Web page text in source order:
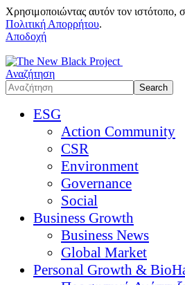
Χρησιμοποιώντας αυτόν τον ιστότοπο,
Πολιτική Απορρήτου.
Αποδοχή
Αναζήτηση
ESG
Action Community
CSR
Environment
Governance
Social
Business Growth
Business News
Global Market
Personal Growth &